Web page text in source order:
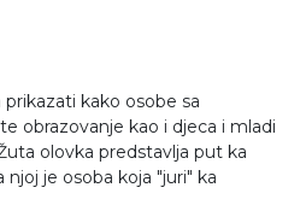
kako osobe sa
obrazovanje kao i djeca i mladi
olovka predstavlja put ka
njoj je osoba koja "juri" ka